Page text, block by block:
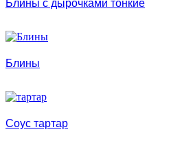
Блины с дырочками тонкие
Блины
Соус тартар